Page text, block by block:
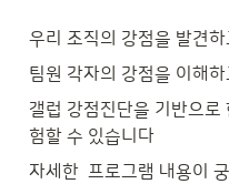
우리 조직의 강점을 발견
팀원 각자의 강점을 이해
갤럽 강점진단을 기반으로
험할 수 있습니다
자세한  프로그램 내용이